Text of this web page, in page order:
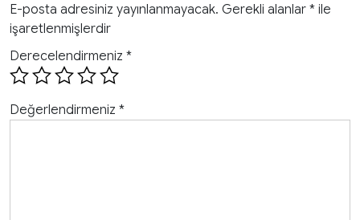
E-posta adresiniz yayınlanmayacak. Gerekli alanlar * ile
işaretlenmişlerdir
Derecelendirmeniz *
Değerlendirmeniz *